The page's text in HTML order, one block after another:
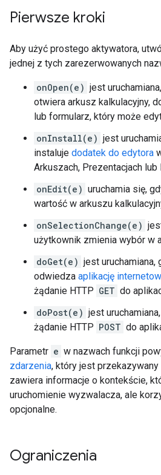
Pierwsze kroki
Aby użyć prostego aktywatora,
jednej z tych zarezerwowanych
onOpen(e) jest
otwiera arkusz kalkulacyjny,
lub formularz, który może
onInstall(e) jest
instaluje dodatek do edytora
Arkuszach, Prezentacjach lub
onEdit(e) uruchamia się,
wartość w arkuszu
onSelectionChange(e)
użytkownik zmienia wybór w
doGet(e) jest uruchamiana,
odwiedza aplikację
żądanie HTTP GET do
doPost(e) jest
żądanie HTTP POST do
Parametr e w nazwach funkcji
zdarzenia, który jest
zawiera informacje o kontekście,
uruchomienie wyzwalacza, ale
opcjonalne.
Ograniczenia